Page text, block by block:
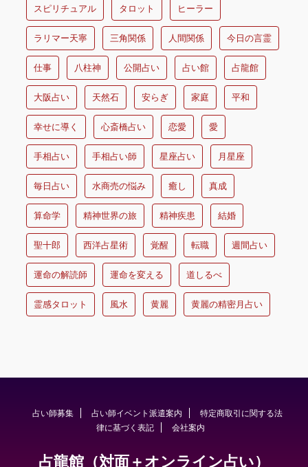
スピリチュアル タロット ヒーラー
ラリマー天寧 三角関係 人間関係 今日の言霊
仕事 八柱神 公開占い 占い館 占龍館
大阪占い 天然石 安らぎ 家庭 平和
幸せに導く 心斎橋占い 恋愛 愛
手相占い 手相占い師 星座占い 月星座
毎日占い 水商売の悩み 癒し 真成
算命学 精神世界の旅 精神疾患 結婚
聖十郎 西洋占星術 覚醒 転職 週間占い
運命の解読師 運命を変える 道しるべ
霊感タロット 風水 黄麗 黄麗の精密月占い
占い師募集 占い師イベント派遣案内
特定商取引に関する法
律に基づく表記
会社案内
占龍館（対面＋オンライン占い）